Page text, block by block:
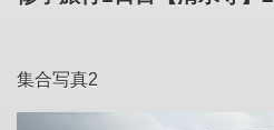
集合写真2